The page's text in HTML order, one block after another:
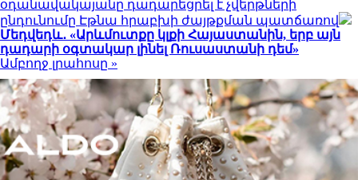
օդանավակայանը դադարեցրել է չվերթների
ընդունումը Էթնա հրաբխի ժայթքման պատճառով
Մեդվեդև․ «Արևմուտքը կլքի Հայաստանին, երբ այն
դադարի օգտակար լինել Ռուսաստանի դեմ»
Ամբողջ լրահոսը »